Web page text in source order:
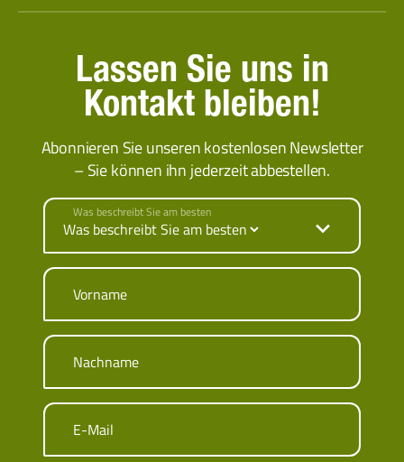
Lassen Sie uns in
Kontakt bleiben!
Abonnieren Sie unseren kostenlosen Newsletter
– Sie können ihn jederzeit abbestellen.
Was beschreibt Sie am besten
Vorname
Nachname
E-Mail